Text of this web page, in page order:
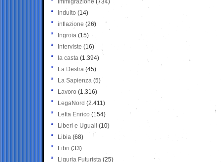
Immigrazione (734)
indulto (14)
inflazione (26)
Ingroia (15)
Interviste (16)
la casta (1.394)
La Destra (45)
La Sapienza (5)
Lavoro (1.316)
LegaNord (2.411)
Letta Enrico (154)
Liberi e Uguali (10)
Libia (68)
Libri (33)
Liguria Futurista (25)